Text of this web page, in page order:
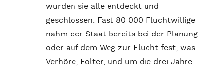
wurden sie alle entdeckt und
geschlossen. Fast 80 000 Fluchtwillige
nahm der Staat bereits bei der Planung
oder auf dem Weg zur Flucht fest, was
Verhöre, Folter, und um die drei Jahre